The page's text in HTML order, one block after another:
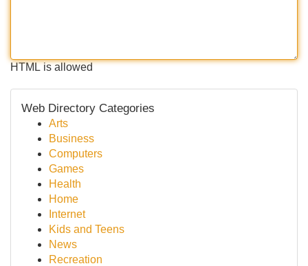
HTML is allowed
Web Directory Categories
Arts
Business
Computers
Games
Health
Home
Internet
Kids and Teens
News
Recreation